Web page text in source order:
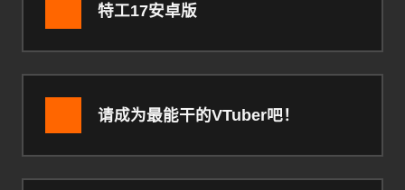
特工17安卓版
请成为最能干的VTuber吧！